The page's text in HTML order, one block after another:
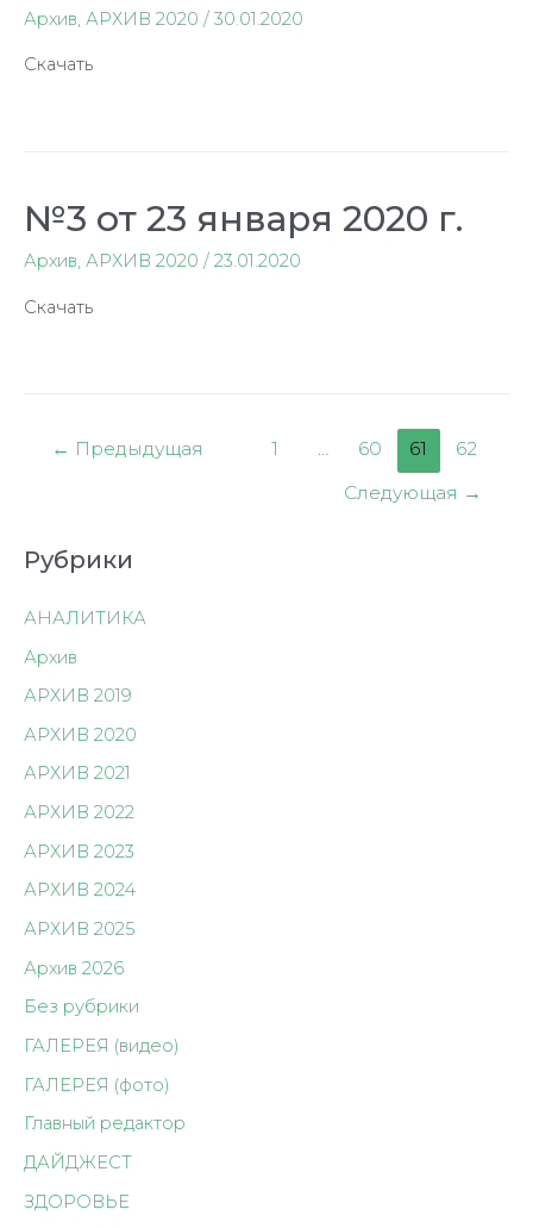
Архив, АРХИВ 2020 / 30.01.2020
Скачать
№3 от 23 января 2020 г.
Архив, АРХИВ 2020 / 23.01.2020
Скачать
Пагинация
← Предыдущая 1 … 60 61
62
Следующая →
Рубрики
АНАЛИТИКА
Архив
АРХИВ 2019
АРХИВ 2020
АРХИВ 2021
АРХИВ 2022
АРХИВ 2023
АРХИВ 2024
АРХИВ 2025
Архив 2026
Без рубрики
ГАЛЕРЕЯ (видео)
ГАЛЕРЕЯ (фото)
Главный редактор
ДАЙДЖЕСТ
ЗДОРОВЬЕ